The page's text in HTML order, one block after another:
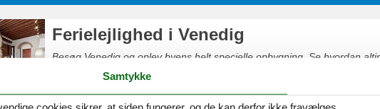
Ferielejlighed i Venedig
Besøg Venedig og oplev byens helt specielle opbygning. Se hvordan
og oplev den stemning der hersker i byen. Gå ikke glip af kendte
Markuskirken og Canal Grande. Hop om bord på en gondol og lad jer
Læg også vejen forbi Dogepaladset og se hvor byens doger gennem
Samtykke